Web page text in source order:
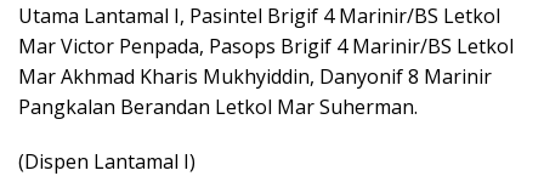
Utama Lantamal I, Pasintel Brigif 4 Marinir/BS Letkol
Mar Victor Penpada, Pasops Brigif 4 Marinir/BS Letkol
Mar Akhmad Kharis Mukhyiddin, Danyonif 8 Marinir
Pangkalan Berandan Letkol Mar Suherman.
(Dispen Lantamal I)